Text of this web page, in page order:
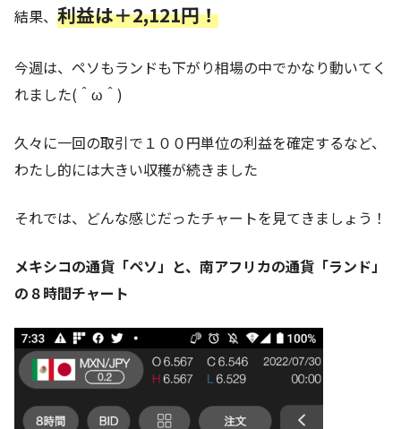
結果、 利益は＋2,121円！
今週は、ペソもランドも下がり相場の中でかなり動いてく
れました(＾ω＾)
久々に一回の取引で１００円単位の利益を確定するなど、
わたし的には大きい収穫が続きました
それでは、どんな感じだったチャートを見てきましょう！
メキシコの通貨「ペソ」と、南アフリカの通貨「ランド」
の８時間チャート